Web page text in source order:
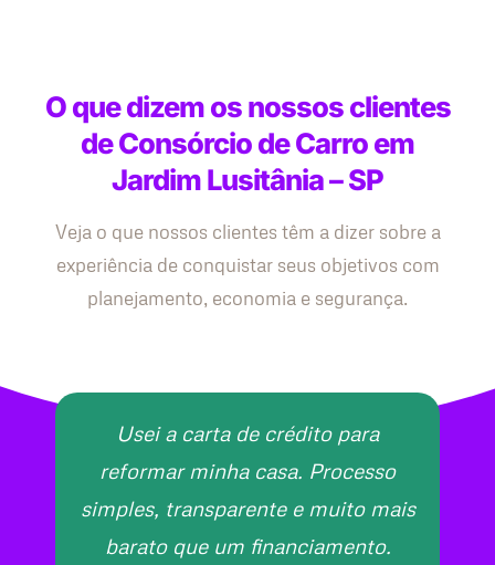
O que dizem os nossos clientes
de Consórcio de Carro em
Jardim Lusitânia – SP
Veja o que nossos clientes têm a dizer sobre a
experiência de conquistar seus objetivos com
planejamento, economia e segurança.
Usei a carta de crédito para
reformar minha casa. Processo
simples, transparente e muito mais
barato que um financiamento.